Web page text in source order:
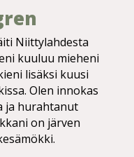
Niittylahdesta
kuuluu mieheni
lisäksi kuusi
Olen innokas
ja hurahtanut
on järven